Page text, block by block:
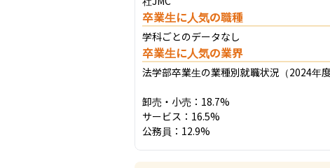
卒業生に人気の職種
学科ごとのデータなし
卒業生に人気の業界
法学部卒業生の業種別就職状況（2024年度
卸売・小売：18.7%
サービス：16.5%
公務員：12.9%